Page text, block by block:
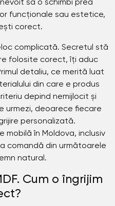
să o schimbi prea
funcționale sau estetice,
corect.
complicată. Secretul stă
folosite corect, îți aduc
detaliu, ce merită luat
din care e produs
depind nemijlocit și
urmezi, deoarece fiecare
personalizată.
în Moldova, inclusiv
comandă din următoarele
natural.
Cum o îngrijim